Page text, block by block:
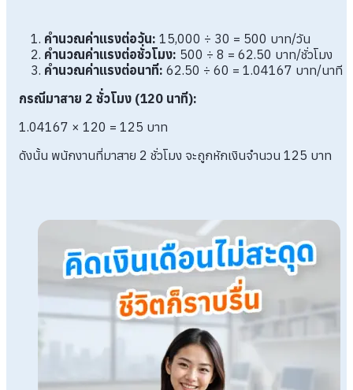
คำนวณค่าแรงต่อวัน: 15,000 ÷ 30 = 500 บาท/วัน
คำนวณค่าแรงต่อชั่วโมง: 500 ÷ 8 = 62.50 บาท/ชั่วโมง
คำนวณค่าแรงต่อนาที: 62.50 ÷ 60 = 1.04167 บาท/นาที
กรณีมาสาย 2 ชั่วโมง (120 นาที):
1.04167 × 120 = 125 บาท
ดังนั้น พนักงานที่มาสาย 2 ชั่วโมง จะถูกหักเงินจำนวน 125 บาท